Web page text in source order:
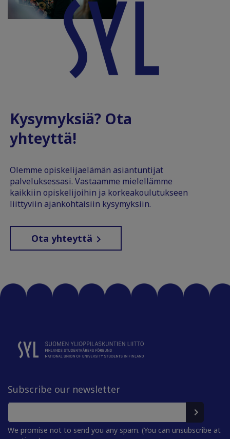
Kysymyksiä? Ota
yhteyttä!
Olemme opiskelijaelämän asiantuntijat
palveluksessasi. Vastaamme mielellämme
kaikkiin opiskelijoihin ja korkeakoulutukseen
liittyviin ajankohtaisiin kysymyksiin.
Ota yhteyttä
Subscribe our newsletter
We promise not to send you any spam. (You can unsubscribe at